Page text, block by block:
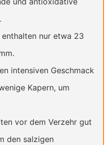
enthalten nur etwa 23
intensiven Geschmack
Kapern, um
vor dem Verzehr gut
den salzigen